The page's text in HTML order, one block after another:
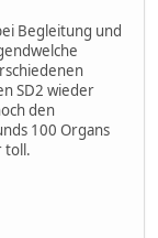
Begleitung und
SD2 wieder
den
100 Organs
toll.